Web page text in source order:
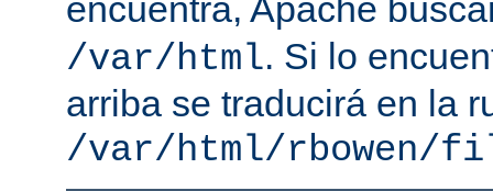
encuentra, Apache
/var/html. Si lo
arriba se traducirá en la
/var/html/rbowen/